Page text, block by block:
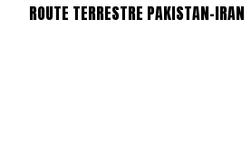
ROUTE TERRESTRE PAKISTAN-IRAN